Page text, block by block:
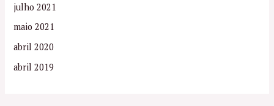
julho 2021
maio 2021
abril 2020
abril 2019